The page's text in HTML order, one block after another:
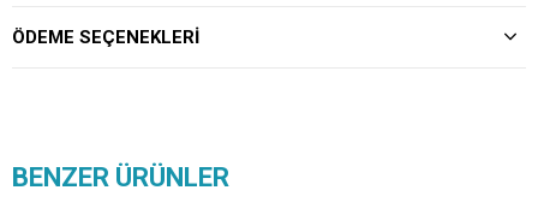
ÖDEME SEÇENEKLERI
BENZER ÜRÜNLER